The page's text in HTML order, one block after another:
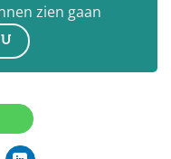
zien gaan